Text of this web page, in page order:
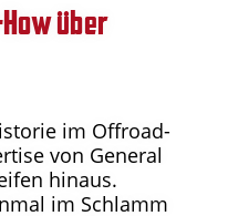
über
im Offroad-
von General
hinaus.
im Schlamm